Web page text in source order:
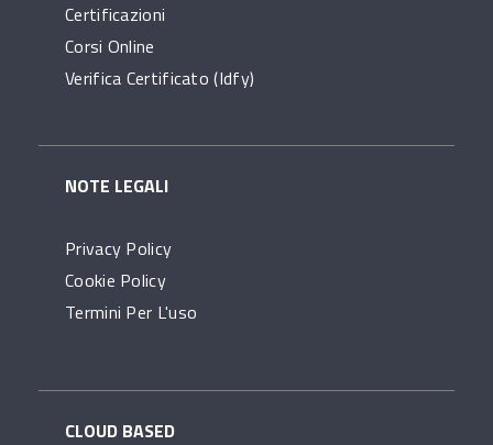
Certificazioni
Corsi Online
Verifica Certificato (idfy)
NOTE LEGALI
Privacy Policy
Cookie Policy
Termini Per L'uso
CLOUD BASED